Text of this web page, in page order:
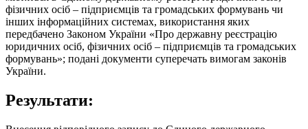
фізичних осіб – підприємців та громадських формувань чи
інших інформаційних системах, використання яких
передбачено Законом України «Про державну реєстрацію
юридичних осіб, фізичних осіб – підприємців та громадських
формувань»; подані документи суперечать вимогам законів
України.
Результати: